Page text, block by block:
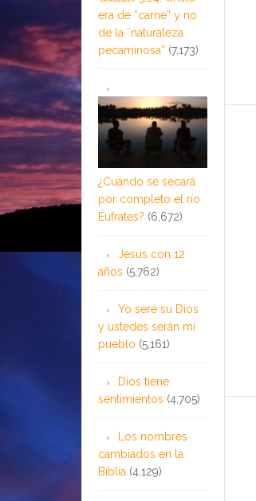
era de “carne” y no
de la ¨naturaleza
pecaminosa” (7,173)
¿Cuándo se secará
por completo el río
Éufrates? (6,672)
Jesús con 12
años (5,762)
Yo seré su Dios
y ustedes serán mi
pueblo (5,161)
Dios tiene
sentimientos (4,705)
Los nombres
cambiados en la
Biblia (4,129)